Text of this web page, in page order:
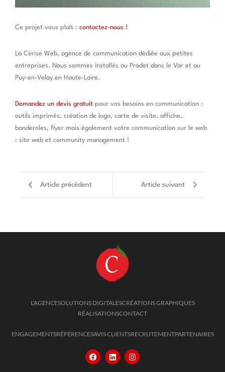
Ce projet vous plaît : contactez-nous !
La Cerise Web, agence de communication dédiée aux petites
entreprises. Nous sommes installés au Pradet dans le Var et au
Puy-en-Velay en Haute-Loire.
Demandez un devis gratuit pour vos besoins en communication :
outils imprimés, création de logo, carte de visite, affiche,
banderoles, flyer mais également votre communication sur le web
: site web et community management !
Article précédent Article suivant
L'AGENCESOLUTIONS DIGITALESCRÉATIONS GRAPHIQUES
RÉALISATIONSCONTACT
ENGAGEMENTSRÉFÉRENCESAVIS CLIENTSRECRUTEMENTPARTENAIRES